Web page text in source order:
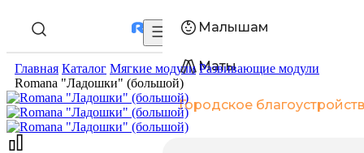
Малышам
Маты
Городское
Главная Каталог Мягкие модули Развивающие модули
Romana "Ладошки" (большой)